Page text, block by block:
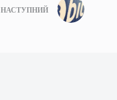
НАСТУПНИЙ